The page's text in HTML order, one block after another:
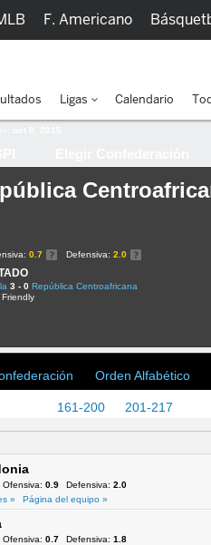
0.7 Defensiva: 2.0
3 - 0 República Centroafricana
Orden Alfabético
161-200 201-217
Ofensiva: 0.9 Defensiva: 2.0
»
Página del equipo »
Ofensiva: 0.7 Defensiva: 1.8
F. Americano
Ligas Calendario